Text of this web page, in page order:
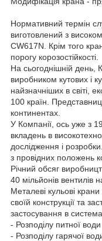
Нормативний термін
виготовлений з
CW617N. Крім того
порогу корозостійкості.
На сьогоднішній день,
виробником кутових і
найзначніших в світі,
100 країн.
континентах.
У Компанії, ось уже з
вкладень в
дослідження і
з провідних положень
Річний обсяг
40 мільйонів вентилів
Металеві кульові
своїй конструкції та
застосування в
- Розподілу питної води
- Розподілу гарячої